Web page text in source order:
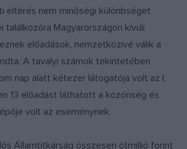
eltérés nem minőségi különbséget
találkozóra Magyarországon kívüli
előadások, nemzetközivé válik a
A tavalyi számok tekintetében
nap alatt kétezer látogatója volt az I.
13 előadást láthatott a közönség és
volt az eseménynek.
Államtitkárság összesen ötmillió forint